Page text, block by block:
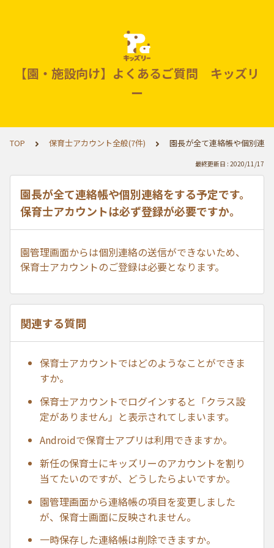
【園・施設向け】よくあるご質問 キッズリ
ー
TOP 保育士アカウント全般(7件) 園長が全て連絡帳や個別連
最終更新日 : 2020/11/17
園長が全て連絡帳や個別連絡をする予定です。
保育士アカウントは必ず登録が必要ですか。
園管理画面からは個別連絡の送信ができないため、
保育士アカウントのご登録は必要となります。
関連する質問
保育士アカウントではどのようなことができま
すか。
保育士アカウントでログインすると「クラス設
定がありません」と表示されてしまいます。
Androidで保育士アプリは利用できますか。
新任の保育士にキッズリーのアカウントを割り
当てたいのですが、どうしたらよいですか。
園管理画面から連絡帳の項目を変更しました
が、保育士画面に反映されません。
一時保存した連絡帳は削除できますか。